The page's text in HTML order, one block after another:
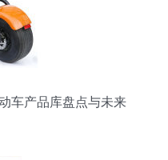
车产品库盘点与未来